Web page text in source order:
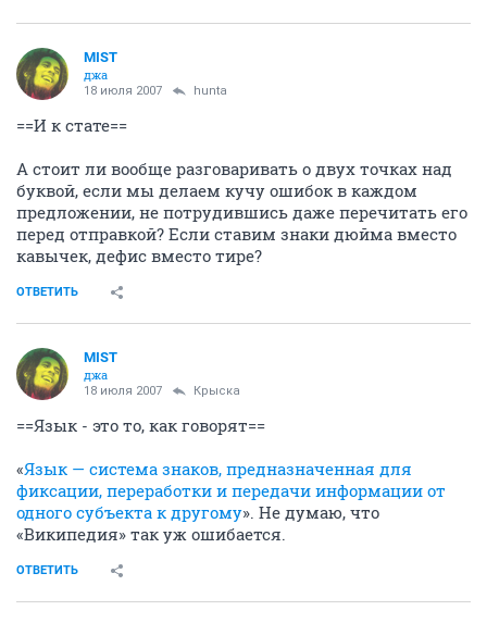
MIST
джа
18 июля 2007 hunta
==И к стате==
А стоит ли вообще разговаривать о двух точках над
буквой, если мы делаем кучу ошибок в каждом
предложении, не потрудившись даже перечитать его
перед отправкой? Если ставим знаки дюйма вместо
кавычек, дефис вместо тире?
ОТВЕТИТЬ
MIST
джа
18 июля 2007 Крыска
==Язык - это то, как говорят==
«Язык — система знаков, предназначенная для
фиксации, переработки и передачи информации от
одного субъекта к другому». Не думаю, что
«Википедия» так уж ошибается.
ОТВЕТИТЬ